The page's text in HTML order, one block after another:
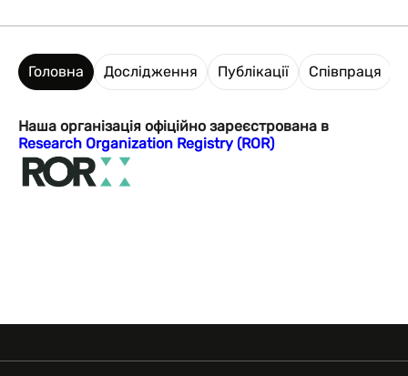
Головна Дослідження Публікації Співпраця
Наша організація офіційно зареєстрована в
Research Organization Registry (ROR)